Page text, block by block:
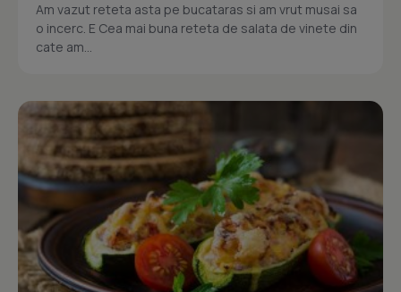
Am vazut reteta asta pe bucataras si am vrut musai sa
o incerc. E Cea mai buna reteta de salata de vinete din
cate am...